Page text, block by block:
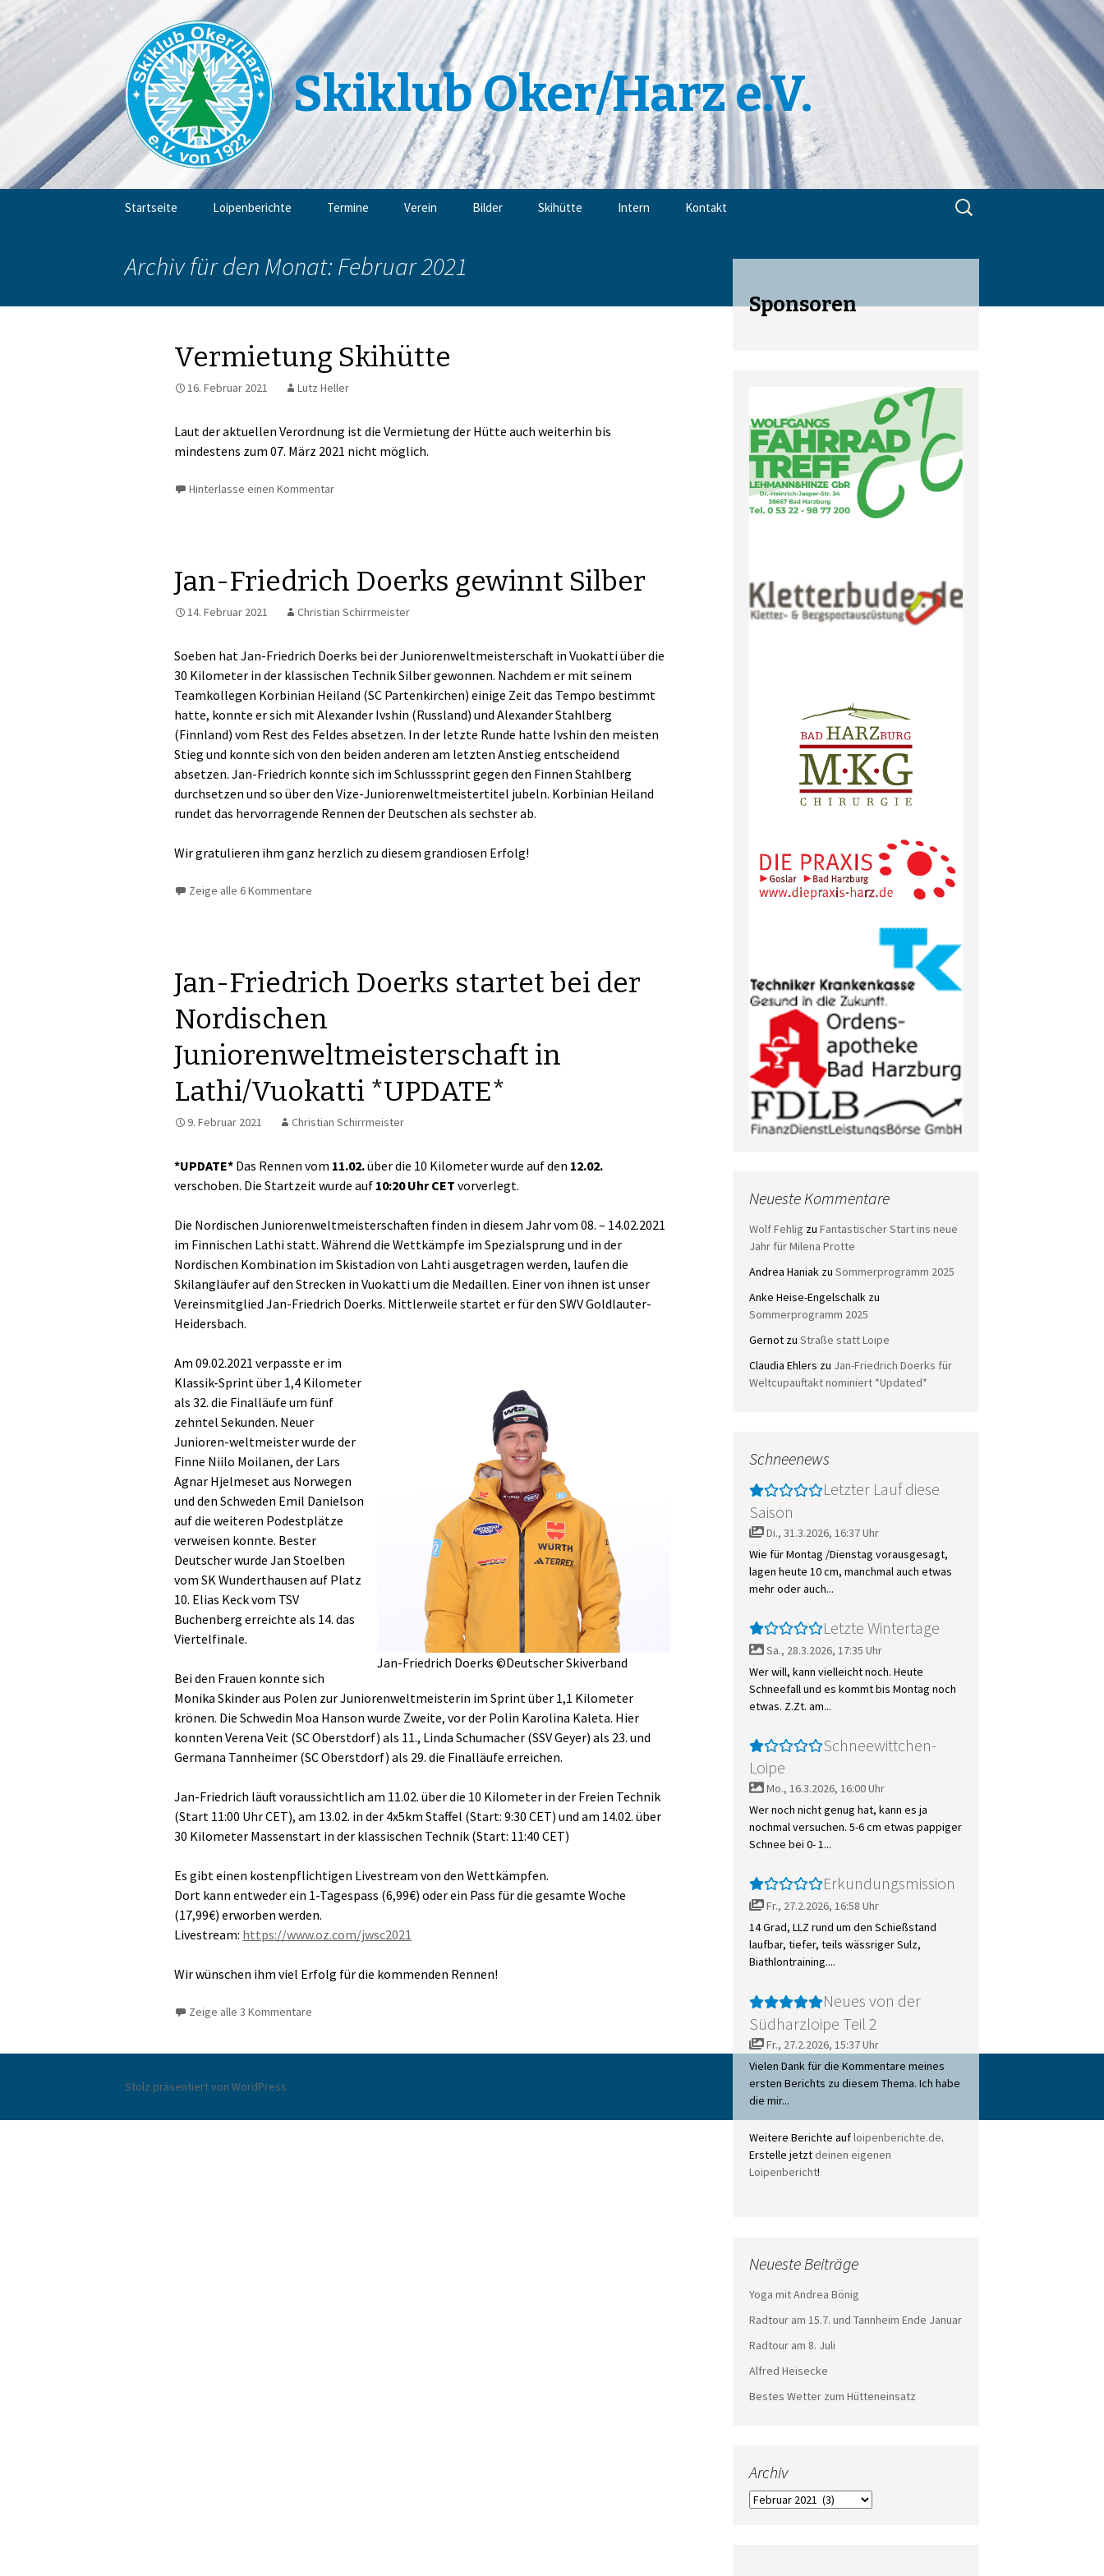
Skiklub Oker/Harz e.V.
Startseite Loipenberichte Termine Verein
Sponsoren
Bilder Skihütte Intern Kontakt
Suchen
nach:
Archiv für den Monat: Februar 2021
Vermietung Skihütte
16. Februar 2021 Lutz Heller
Laut der aktuellen Verordnung ist die Vermietung der Hütte auch weiterhin bis
mindestens zum 07. März 2021 nicht möglich.
Hinterlasse einen Kommentar
Jan-Friedrich Doerks gewinnt Silber
14. Februar 2021 Christian Schirrmeister
Soeben hat Jan-Friedrich Doerks bei der Juniorenweltmeisterschaft in Vuokatti über die
30 Kilometer in der klassischen Technik Silber gewonnen. Nachdem er mit seinem
Teamkollegen Korbinian Heiland (SC Partenkirchen) einige Zeit das Tempo bestimmt
hatte, konnte er sich mit Alexander Ivshin (Russland) und Alexander Stahlberg
(Finnland) vom Rest des Feldes absetzen. In der letzte Runde hatte Ivshin den meisten
Stieg und konnte sich von den beiden anderen am letzten Anstieg entscheidend
absetzen. Jan-Friedrich konnte sich im Schlusssprint gegen den Finnen Stahlberg
durchsetzen und so über den Vize-Juniorenweltmeistertitel jubeln. Korbinian Heiland
rundet das hervorragende Rennen der Deutschen als sechster ab.
Wir gratulieren ihm ganz herzlich zu diesem grandiosen Erfolg!
Zeige alle 6 Kommentare
Jan-Friedrich Doerks startet bei der
Nordischen
Juniorenweltmeisterschaft in
Lathi/Vuokatti *UPDATE*
9. Februar 2021 Christian Schirrmeister
*UPDATE* Das Rennen vom 11.02.über die 10 Kilometer wurde auf den 12.02.
verschoben. Die Startzeit wurde auf 10:20 Uhr CET vorverlegt.
Die Nordischen Juniorenweltmeisterschaften finden in diesem Jahr vom 08. – 14.02.2021
im Finnischen Lathi statt. Während die Wettkämpfe im Spezialsprung und in der
Nordischen Kombination im Skistadion von Lahti ausgetragen werden, laufen die
Skilangläufer auf den Strecken in Vuokatti um die Medaillen. Einer von ihnen ist unser
Vereinsmitglied Jan-Friedrich Doerks. Mittlerweile startet er für den SWV Goldlauter-
Heidersbach.
Jan-Friedrich Doerks ©Deutscher Skiverband
Am 09.02.2021 verpasste er im
Klassik-Sprint über 1,4 Kilometer
als 32. die Finalläufe um fünf
zehntel Sekunden. Neuer
Junioren-weltmeister wurde der
Finne Niilo Moilanen, der Lars
Agnar Hjelmeset aus Norwegen
und den Schweden Emil Danielson
auf die weiteren Podestplätze
verweisen konnte. Bester
Deutscher wurde Jan Stoelben
vom SK Wunderthausen auf Platz
10. Elias Keck vom TSV
Buchenberg erreichte als 14. das
Viertelfinale.
Bei den Frauen konnte sich
Monika Skinder aus Polen zur Juniorenweltmeisterin im Sprint über 1,1 Kilometer
krönen. Die Schwedin Moa Hanson wurde Zweite, vor der Polin Karolina Kaleta. Hier
konnten Verena Veit (SC Oberstdorf) als 11., Linda Schumacher (SSV Geyer) als 23. und
Germana Tannheimer (SC Oberstdorf) als 29. die Finalläufe erreichen.
Jan-Friedrich läuft voraussichtlich am 11.02. über die 10 Kilometer in der Freien Technik
(Start 11:00 Uhr CET), am 13.02. in der 4x5km Staffel (Start: 9:30 CET) und am 14.02. über
30 Kilometer Massenstart in der klassischen Technik (Start: 11:40 CET)
Es gibt einen kostenpflichtigen Livestream von den Wettkämpfen.
Dort kann entweder ein 1-Tagespass (6,99€) oder ein Pass für die gesamte Woche
(17,99€) erworben werden.
Livestream: https://www.oz.com/jwsc2021
Wir wünschen ihm viel Erfolg für die kommenden Rennen!
Zeige alle 3 Kommentare
Sponsoren
Neueste Kommentare
Wolf Fehlig zu Fantastischer Start ins neue
Jahr für Milena Protte
Andrea Haniak zu Sommerprogramm 2025
Anke Heise-Engelschalk zu
Sommerprogramm 2025
Gernot zu Straße statt Loipe
Claudia Ehlers zu Jan-Friedrich Doerks für
Weltcupauftakt nominiert *Updated*
Schneenews
Letzter Lauf diese
Saison
Di., 31.3.2026, 16:37 Uhr
Wie für Montag /Dienstag vorausgesagt,
lagen heute 10 cm, manchmal auch etwas
mehr oder auch...
Letzte Wintertage
Sa., 28.3.2026, 17:35 Uhr
Wer will, kann vielleicht noch. Heute
Schneefall und es kommt bis Montag noch
etwas. Z.Zt. am...
Schneewittchen-
Loipe
Mo., 16.3.2026, 16:00 Uhr
Wer noch nicht genug hat, kann es ja
nochmal versuchen. 5-6 cm etwas pappiger
Schnee bei 0- 1...
Erkundungsmission
Fr., 27.2.2026, 16:58 Uhr
14 Grad, LLZ rund um den Schießstand
laufbar, tiefer, teils wässriger Sulz,
Biathlontraining....
Neues von der
Südharzloipe Teil 2
Fr., 27.2.2026, 15:37 Uhr
Vielen Dank für die Kommentare meines
ersten Berichts zu diesem Thema. Ich habe
die mir...
Weitere Berichte aufloipenberichte.de.
Erstelle jetzt deinen eigenen
Loipenbericht!
Neueste Beiträge
Yoga mit Andrea Bönig
Radtour am 15.7. und Tannheim Ende Januar
Radtour am 8. Juli
Alfred Heisecke
Bestes Wetter zum Hütteneinsatz
Archiv
Archiv
Stolz präsentiert von WordPress